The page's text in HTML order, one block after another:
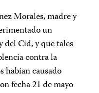
Morales, madre y
un
del Cid, y que tales
contra la
habían causado
fecha 21 de mayo